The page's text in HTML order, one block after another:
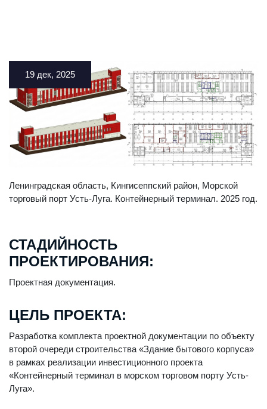
19 дек, 2025
Ленинградская область, Кингисеппский район, Морской
торговый порт Усть-Луга. Контейнерный терминал. 2025 год.
СТАДИЙНОСТЬ
ПРОЕКТИРОВАНИЯ:
Проектная документация.
ЦЕЛЬ ПРОЕКТА:
Разработка комплекта проектной документации по объекту
второй очереди строительства «Здание бытового корпуса»
в рамках реализации инвестиционного проекта
«Контейнерный терминал в морском торговом порту Усть-
Луга».